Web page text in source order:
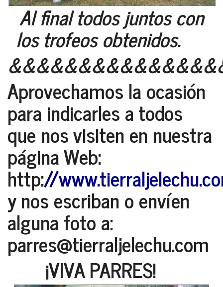
Al final todos juntos con
los trofeos obtenidos.
Aprovechamos la ocasión
para indicarles a todos
que nos visiten en nuestra
página Web:
http://
y nos escriban o envíen
alguna foto a:
parres@tierraljelechu.com
¡VIVA PARRES!